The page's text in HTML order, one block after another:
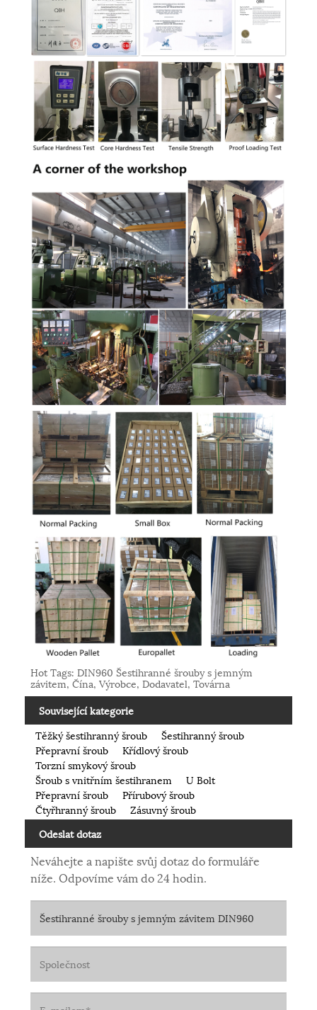
Hot Tags: DIN960 Šestihranné šrouby s jemným
závitem, Čína, Výrobce, Dodavatel, Továrna
Související kategorie
Těžký šestihranný šroub
Šestihranný šroub
Přepravní šroub
Křídlový šroub
Torzní smykový šroub
Šroub s vnitřním šestihranem
U Bolt
Přepravní šroub
Přírubový šroub
Čtyřhranný šroub
Zásuvný šroub
Odeslat dotaz
Neváhejte a napište svůj dotaz do formuláře
níže. Odpovíme vám do 24 hodin.